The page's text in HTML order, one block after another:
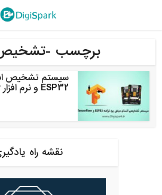
برچسب -
سیستم تشخیص
ESP32 و نرم افزار TensorFlow
نقشه راه